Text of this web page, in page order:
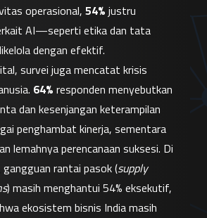
operasional, 54% justru
AI—seperti etika dan tata
dengan efektif.
survei juga mencatat krisis
64% responden menyebutkan
dan kesenjangan keterampilan
lemahnya perencanaan suksesi. Di
rantai pasok (supply
) masih menghantui 54% eksekutif,
ekosistem bisnis India masih